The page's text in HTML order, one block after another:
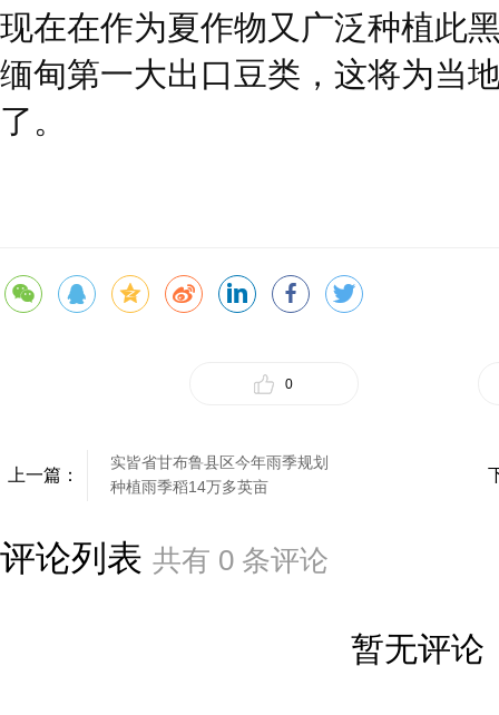
现在在作为夏作物又广泛种植此
缅甸第一大出口豆类，这将为当
了。
0
上一篇：
实皆省甘布鲁县区今年雨季规划
种植雨季稻14万多英亩
评论列表 共有 0 条评论
暂无评论